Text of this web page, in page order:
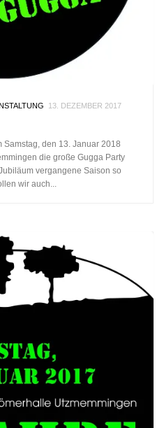
13. DEZEMBER 2017
den 13. Januar 2018
die große Gugga Party
vergangene Saison so
wir auch...